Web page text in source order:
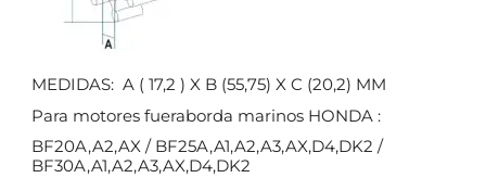
MEDIDAS: A ( 17,2 ) X B (55,75) X C (20,2) MM
Para motores fueraborda marinos HONDA :
BF20A,A2,AX / BF25A,A1,A2,A3,AX,D4,DK2 /
BF30A,A1,A2,A3,AX,D4,DK2